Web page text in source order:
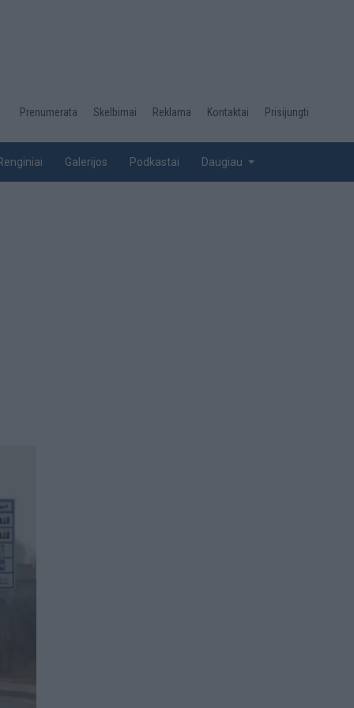
Desktop
top
Prenumerata Skelbimai Reklama Kontaktai Prisijungti
Galerijos Podkastai Daugiau